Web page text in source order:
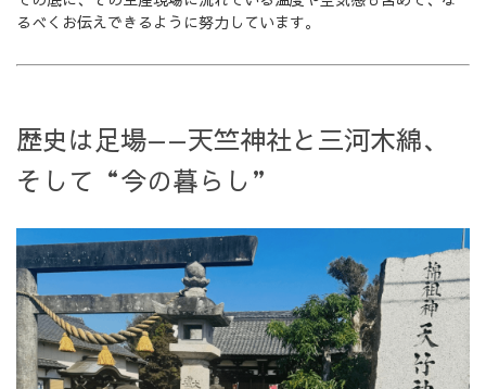
るべくお伝えできるように努力しています。
歴史は足場——天竺神社と三河木綿、
そして“今の暮らし”